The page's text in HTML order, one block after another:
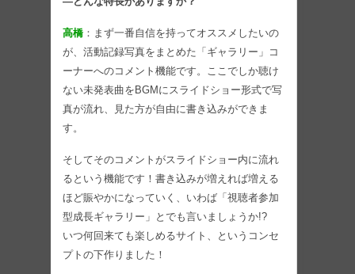
高橋 ：まず一番自信を持ってオススメしたいの
が、活動記録写真をまとめた「ギャラリー」コ
ーナーへのコメント機能です。ここでしか聴け
ない未発表曲をBGMにスライドショー形式で写
真が流れ、見た方が自由に書き込みができま
す。
そしてそのコメントがスライドショー内に流れ
るという機能です！書き込みが増えれば増える
ほど賑やかになっていく、いわば「視聴者参加
型成長ギャラリー」とでも言いましょうか!?
いつ何回来ても楽しめるサイト、というコンセ
プトの下作りました！